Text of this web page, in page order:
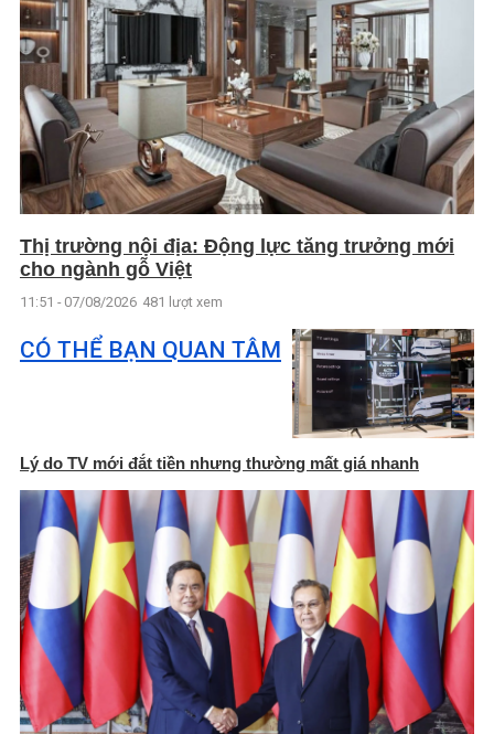
Thị trường nội địa: Động lực tăng trưởng mới
cho ngành gỗ Việt
11:51 - 07/08/2026 481 lượt xem
CÓ THỂ BẠN QUAN TÂM
Lý do TV mới đắt tiền nhưng thường mất giá nhanh